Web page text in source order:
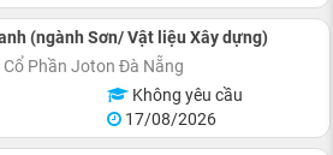
(ngành Sơn/ Vật liệu Xây dựng)
Cổ Phần Joton Đà Nẵng
Không yêu cầu
17/08/2026